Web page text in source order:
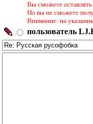
Вы сможете
Но вы не сможете
Внимание: на
пользователь